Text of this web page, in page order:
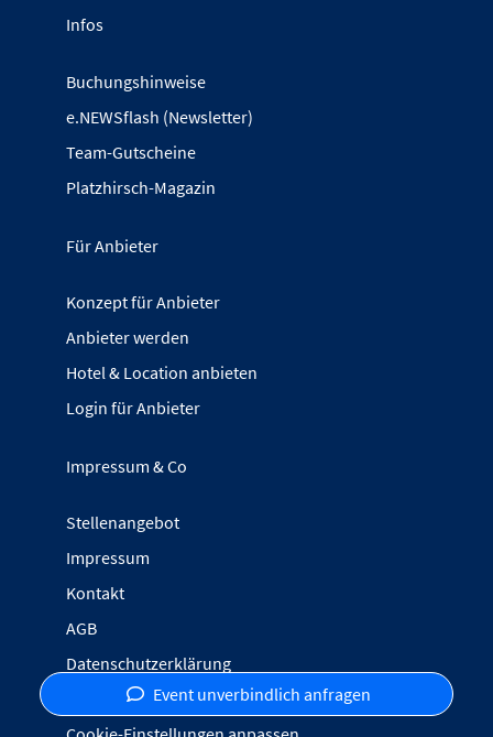
Event unverbindlich anfragen
Infos
Buchungshinweise
e.NEWSflash (Newsletter)
Team-Gutscheine
Platzhirsch-Magazin
Für Anbieter
Konzept für Anbieter
Anbieter werden
Hotel & Location anbieten
Login für Anbieter
Impressum & Co
Stellenangebot
Impressum
Kontakt
AGB
Datenschutzerklärung
Inhalte melden